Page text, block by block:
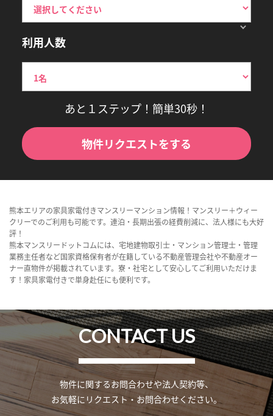
利用人数
あと１ステップ！簡単30秒！
物件リクエストをする
熊本エリアの家具家電付きマンスリーマンション情報！マンスリー＋ウィー
クリーでのご利用も可能です。連泊・長期出張の経費削減に、法人様にも大好
評！
熊本マンスリードットコムには、宅地建物取引士・マンション管理士・管理
業務主任者など国家資格保有者が在籍している不動産管理会社や不動産オー
ナー直物件が掲載されています。寮・社宅として安心してご利用いただけま
す！家具家電付きで単身赴任にも便利です。
CONTACT US
物件に関するお問合わせや法人契約等、
お気軽にリクエスト・お問合わせください。